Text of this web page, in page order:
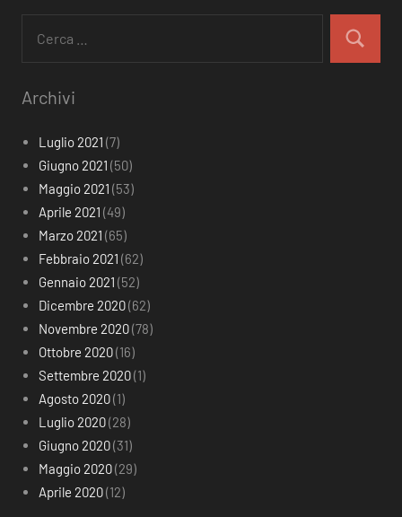
per:
Cerca
Archivi
Luglio 2021 (7)
Giugno 2021 (50)
Maggio 2021 (53)
Aprile 2021 (49)
Marzo 2021 (65)
Febbraio 2021 (62)
Gennaio 2021 (52)
Dicembre 2020(62)
Novembre 2020(78)
Ottobre 2020(16)
Settembre 2020(1)
Agosto 2020(1)
Luglio 2020(28)
Giugno 2020(31)
Maggio 2020(29)
Aprile 2020(12)